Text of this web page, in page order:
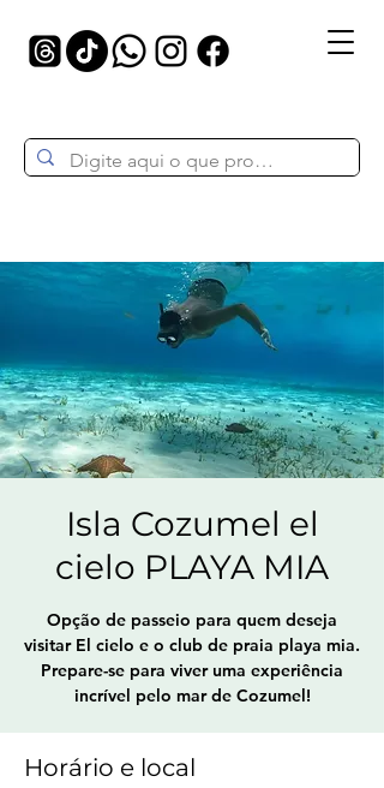
Isla Cozumel el
cielo PLAYA MIA
Opção de passeio para quem deseja
visitar El cielo e o club de praia playa mia.
Prepare-se para viver uma experiência
incrível pelo mar de Cozumel!
Horário e local